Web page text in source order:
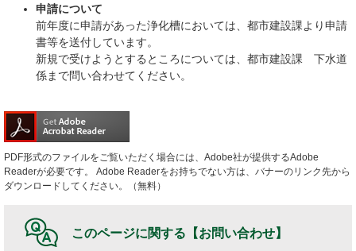
申請について
前年度に申請があった浄化槽においては、都市建設課より申請
書等を送付しています。
新規で受けようとするところについては、都市建設課 下水道
係まで問い合わせてください。
PDF形式のファイルをご覧いただく場合には、Adobe社が提供するAdobe
Readerが必要です。
Adobe Readerをお持ちでない方は、バナーのリンク先から
ダウンロードしてください。（無料）
このページに関する 【お問い合わせ】